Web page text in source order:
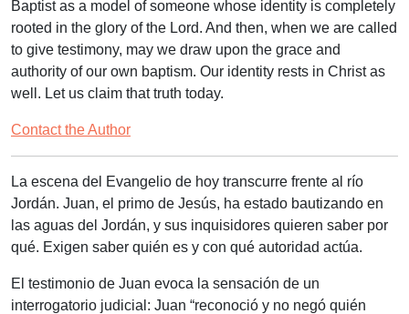
Baptist as a model of someone whose identity is completely
rooted in the glory of the Lord. And then, when we are called
to give testimony, may we draw upon the grace and
authority of our own baptism. Our identity rests in Christ as
well. Let us claim that truth today.
Contact the Author
La escena del Evangelio de hoy transcurre frente al río
Jordán. Juan, el primo de Jesús, ha estado bautizando en
las aguas del Jordán, y sus inquisidores quieren saber por
qué. Exigen saber quién es y con qué autoridad actúa.
El testimonio de Juan evoca la sensación de un
interrogatorio judicial: Juan “reconoció y no negó quién